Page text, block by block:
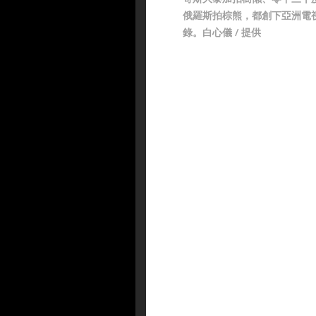
俄羅斯拍棕熊，都創下亞洲電
錄。白心儀 / 提供